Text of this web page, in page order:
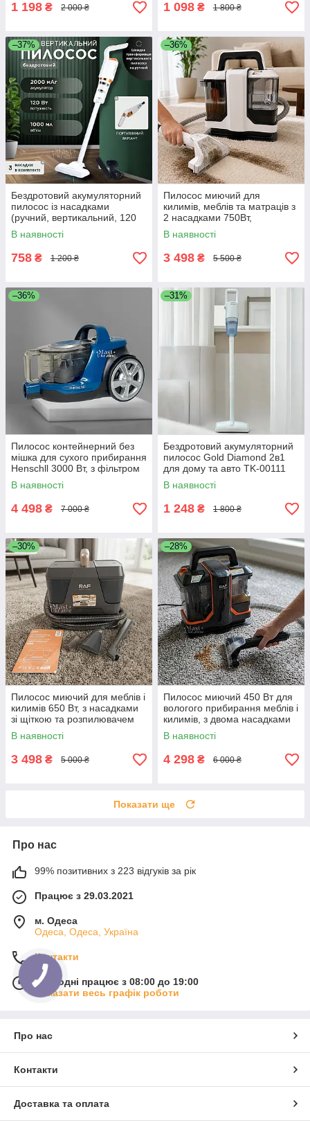
1 198 ₴ 2 000 ₴ 1 098 ₴ 1 800 ₴
–37%
Бездротовий акумуляторний
пилосос із насадками
(ручний, вертикальний, 120
Вт) YY-100
В наявності
758 ₴ 1 200 ₴
–36%
Пилосос миючий для
килимів, меблів та матраців з
2 насадками 750Вт,
портативний екстрактор з
розпиленням води, MHC-
555-White
В наявності
3 498 ₴ 5 500 ₴
–36%
Пилосос контейнерний без
мішка для сухого прибирання
Henschll 3000 Вт, з фільтром
HEPA та телескопічною
трубою, XN19-89
В наявності
4 498 ₴ 7 000 ₴
–31%
Бездротовий акумуляторний
пилосос Gold Diamond 2в1
для дому та авто TK-00111
В наявності
1 248 ₴ 1 800 ₴
–30%
Пилосос миючий для меблів і
килимів 650 Вт, з насадками
зі щіткою та розпилювачем
Чорний, R-8704-Black
В наявності
3 498 ₴ 5 000 ₴
–28%
Пилосос миючий 450 Вт для
вологого прибирання меблів і
килимів, з двома насадками
та циклонною системою, R-
8776-Black
В наявності
4 298 ₴ 6 000 ₴
Показати ще
Про нас
99% позитивних з 223 відгуків за рік
Працює з 29.03.2021
м. Одеса
Одеса, Одеса, Україна
Контакти
Сьогодні працює з 08:00 до 19:00
Показати весь графік роботи
Про нас
Контакти
Доставка та оплата